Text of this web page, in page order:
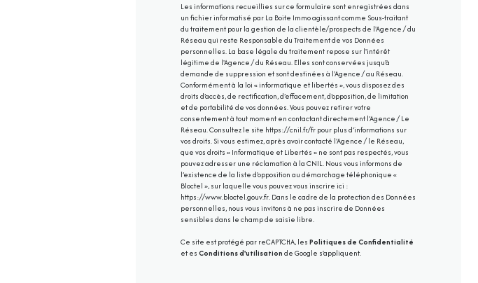
Les informations recueillies sur ce formulaire sont enregistrées dans
un fichier informatisé par La Boite Immo agissant comme Sous-traitant
du traitement pour la gestion de la clientèle/prospects de l'Agence / du
Réseau qui reste Responsable du Traitement de vos Données
personnelles. La base légale du traitement repose sur l'intérêt
légitime de l'Agence / du Réseau. Elles sont conservées jusqu'à
demande de suppression et sont destinées à l'Agence / au Réseau.
Conformément à la loi « informatique et libertés », vous disposez des
droits d’accès, de rectification, d’effacement, d’opposition, de limitation
et de portabilité de vos données. Vous pouvez retirer votre
consentement à tout moment en contactant directement l’Agence / Le
Réseau. Consultez le site https://cnil.fr/frpour plus d’informations sur
vos droits. Si vous estimez, après avoir contacté l'Agence / le Réseau,
que vos droits « Informatique et Libertés » ne sont pas respectés, vous
pouvez adresser une réclamation à la CNIL. Nous vous informons de
l’existence de la liste d'opposition au démarchage téléphonique «
Bloctel », sur laquelle vous pouvez vous inscrire ici :
https://www.bloctel.gouv.fr. Dans le cadre de la protection des Données
personnelles, nous vous invitons à ne pas inscrire de Données
sensibles dans le champ de saisie libre.
Ce site est protégé par reCAPTCHA, les Politiques de Confidentialité
et es Conditions d'utilisation de Google s'appliquent.